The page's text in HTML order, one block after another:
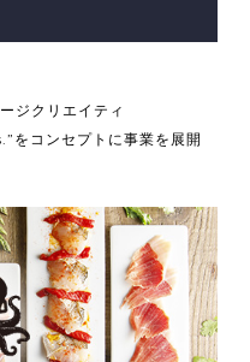
ジクリエイティ
コンセプトに事業を展開